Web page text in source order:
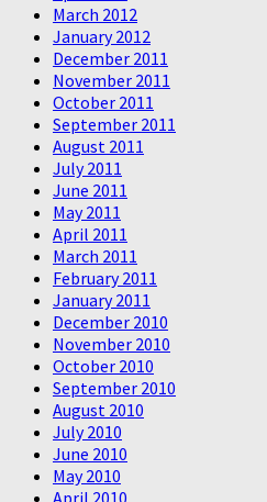
March 2012
January 2012
December 2011
November 2011
October 2011
September 2011
August 2011
July 2011
June 2011
May 2011
April 2011
March 2011
February 2011
January 2011
December 2010
November 2010
October 2010
September 2010
August 2010
July 2010
June 2010
May 2010
April 2010